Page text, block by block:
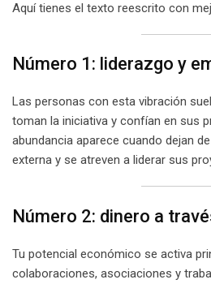
Aquí tienes el texto reescrito con
Número 1: liderazgo y
Las personas con esta vibración
toman la iniciativa y confían en sus
abundancia aparece cuando dejan
externa y se atreven a liderar sus
Número 2: dinero a
Tu potencial económico se activa
colaboraciones, asociaciones y